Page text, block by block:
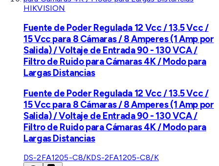
HIKVISION
Fuente de Poder Regulada 12 Vcc / 13.5 Vcc /
15 Vcc para 8 Cámaras / 8 Amperes (1 Amp por
Salida) / Voltaje de Entrada 90 - 130 VCA /
Filtro de Ruido para Cámaras 4K / Modo para
Largas Distancias
Fuente de Poder Regulada 12 Vcc / 13.5 Vcc /
15 Vcc para 8 Cámaras / 8 Amperes (1 Amp por
Salida) / Voltaje de Entrada 90 - 130 VCA /
Filtro de Ruido para Cámaras 4K / Modo para
Largas Distancias
DS-2FA1205-C8/KDS-2FA1205-C8/K